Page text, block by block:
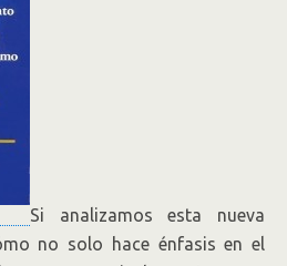
Si analizamos esta nueva
no solo hace énfasis en el